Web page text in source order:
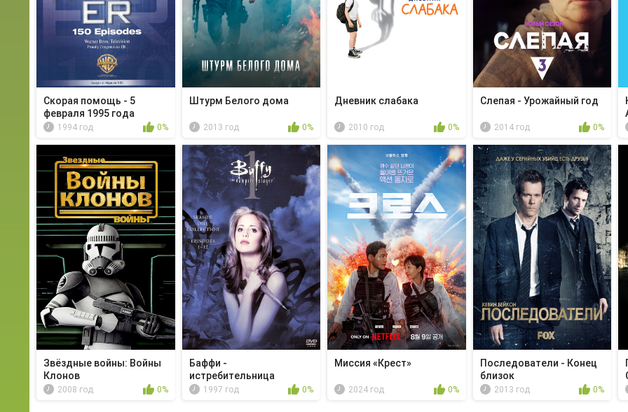
Скорая помощь - 5
февраля 1995 года
1994 год 0%
Штурм Белого дома
2013 год 0%
Дневник слабака
2010 год 0%
Слепая - Урожайный год
2014 год 0%
Звёздные войны: Войны
Клонов
2008 год 0%
Баффи -
истребительница
вампиров - Ку...
1997 год 0%
Миссия «Крест»
2024 год 0%
Последователи - Конец
близок
2013 год 0%